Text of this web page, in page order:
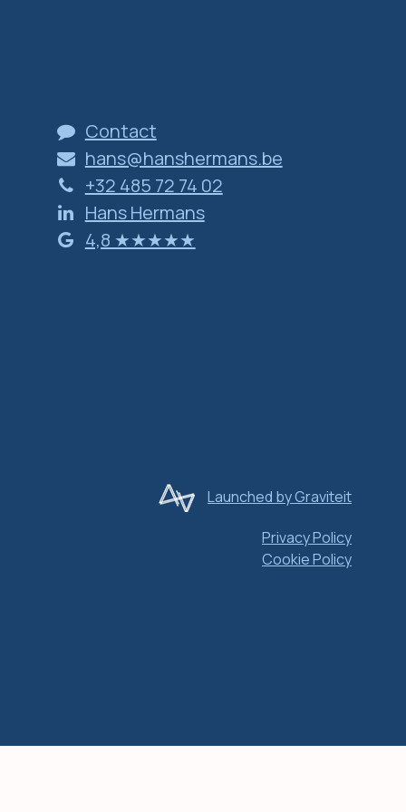
Contact
hans@hanshermans.be
+32 485 72 74 02
Hans Hermans
​​​​​​​4​,​8 ​★​★​★​★​★
Launched by Graviteit
Privacy Policy
Cookie Policy